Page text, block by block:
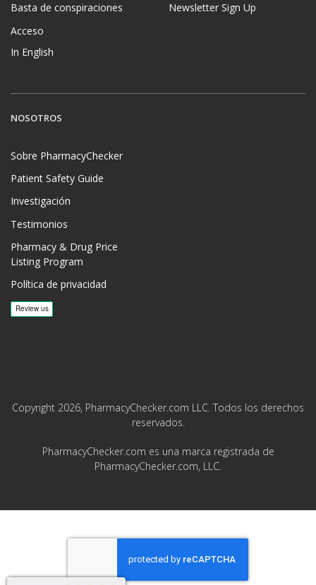
Basta de conspiraciones
Acceso
In English
Newsletter Sign Up
NOSOTROS
Sobre PharmacyChecker
Patient Safety Guide
Investigación
Testimonios
Pharmacy & Drug Price
Listing Program
Política de privacidad
Copyright 2026, PharmacyChecker.com LLC. Todos los derechos
reservados.
PharmacyChecker.com es una marca registrada de
PharmacyChecker.com, LLC.